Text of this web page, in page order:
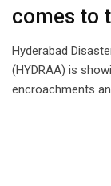
comes to
Hyderabad
(HYDRAA) is
encroachments